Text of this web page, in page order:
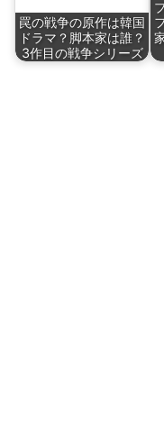
罠の戦争の原作は韓国
ドラマ？脚本家は誰？
3作目の戦争シリーズ